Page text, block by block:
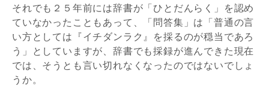
それでも２５年前には辞書が「ひとだんらく」を認め
ていなかったこともあって、「問答集」は「普通の言
い方としては『イチダンラク』を採るのが穏当であろ
う」としていますが、辞書でも採録が進んできた現在
では、そうとも言い切れなくなったのではないでしょ
うか。